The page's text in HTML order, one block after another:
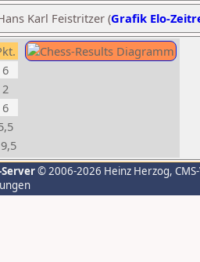
Karl Feistritzer (Grafik Elo-
6
2
6
© 2006-2026 Heinz Herzog,